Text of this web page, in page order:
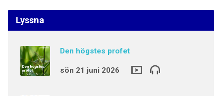
Lyssna
Den högstes profet
sön 21 juni 2026